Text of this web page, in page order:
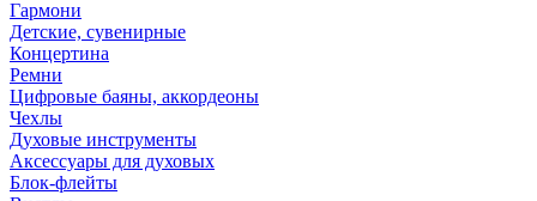
Гармони
Детские, сувенирные
Концертина
Ремни
Цифровые баяны, аккордеоны
Чехлы
Духовые инструменты
Аксессуары для духовых
Блок-флейты